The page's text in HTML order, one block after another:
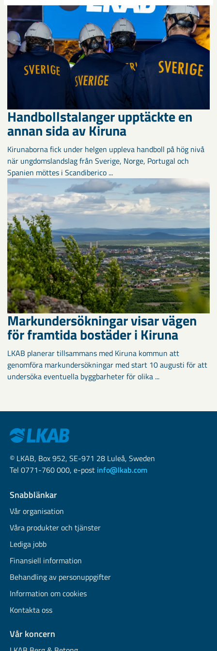
Handbollstalanger upptäckte en
annan sida av Kiruna
Kirunaborna fick under helgen uppleva handboll på hög nivå
när ungdomslandslag från Sverige, Norge, Portugal och
Spanien möttes i Scandiberico ...
Markundersökningar visar vägen
för framtida bostäder i Kiruna
LKAB planerar tillsammans med Kiruna kommun att
genomföra markundersökningar med start 10 augusti för att
undersöka eventuella byggbarheter för olika ...
© LKAB, Box 952, SE-971 28 Luleå, Sweden
Tel 0771-760 000, e-post info@lkab.com
Snabblänkar
Vår organisation
Våra produkter och tjänster
Lediga jobb
Finansiell information
Behandling av personuppgifter
Information om cookies
Kontakta oss
Vår koncern